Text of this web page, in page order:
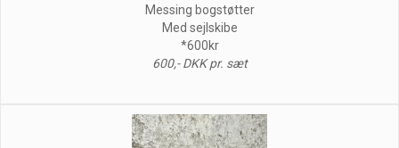
Messing bogstøtter
Med sejlskibe
*600kr
600,- DKK pr. sæt